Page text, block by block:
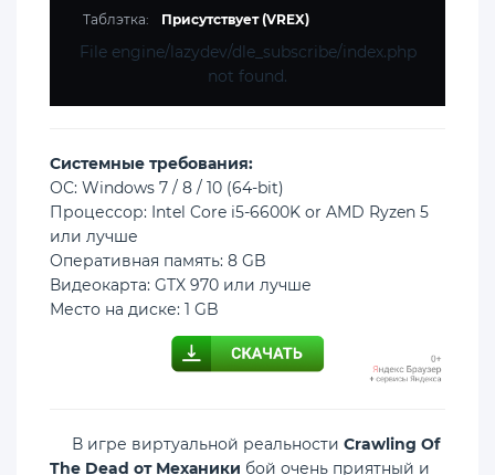
Таблэтка: Присутствует (VREX)
File engine/lazydev/dle_subscribe/index.php
not found.
Cистемные требования:
ОС: Windows 7 / 8 / 10 (64-bit)
Процессор: Intel Core i5-6600K or AMD Ryzen 5
или лучше
Оперативная память: 8 GB
Видеокарта: GTX 970 или лучше
Место на диске: 1 GB
В игре виртуальной реальности Crawling Of
The Dead от Механики бой очень приятный и